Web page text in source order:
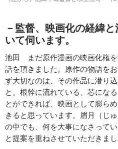
－監督、映画化の経緯
いて伺います。
池田 まだ原作漫画の映画化権
話を頂きました。原作の物語を
ず大切なのは、その作品に潜り
と。根幹に流れている、芯にな
とができれば、映画として膨ら
きると思っています。眉月（じ
の中でも、何を大事になさって
と提案を重ねさせていただきまし